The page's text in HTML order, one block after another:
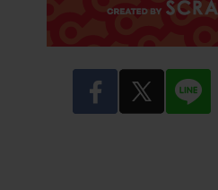
facebook twitter